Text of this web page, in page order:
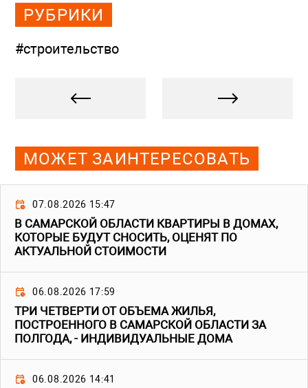
РУБРИКИ
#строительство
МОЖЕТ ЗАИНТЕРЕСОВАТЬ
07.08.2026 15:47
В САМАРСКОЙ ОБЛАСТИ КВАРТИРЫ В ДОМАХ,
КОТОРЫЕ БУДУТ СНОСИТЬ, ОЦЕНЯТ ПО
АКТУАЛЬНОЙ СТОИМОСТИ
06.08.2026 17:59
ТРИ ЧЕТВЕРТИ ОТ ОБЪЕМА ЖИЛЬЯ,
ПОСТРОЕННОГО В САМАРСКОЙ ОБЛАСТИ ЗА
ПОЛГОДА, - ИНДИВИДУАЛЬНЫЕ ДОМА
06.08.2026 14:41